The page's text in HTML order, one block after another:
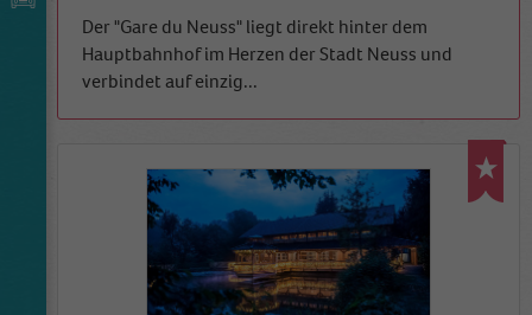
Der "Gare du Neuss" liegt direkt hinter dem
Hauptbahnhof im Herzen der Stadt Neuss und
verbindet auf einzig...